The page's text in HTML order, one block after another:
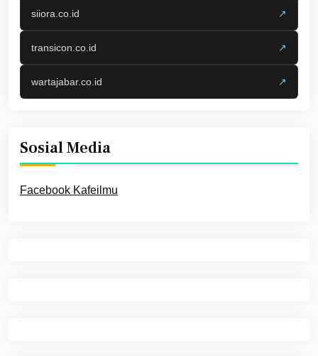
siiora.co.id ↗
transicon.co.id ↗
wartajabar.co.id ↗
Sosial Media
Facebook Kafeilmu